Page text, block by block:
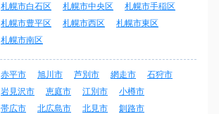
札幌市白石区
札幌市中央区
札幌市手稲区
札幌市豊平区
札幌市西区
札幌市東区
札幌市南区
赤平市 旭川市 芦別市 網走市
石狩市
岩見沢市
恵庭市 江別市
小樽市
帯広市
北広島市 北見市
釧路市